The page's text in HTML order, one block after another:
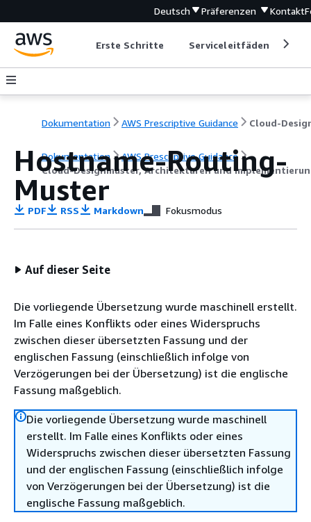
Deutsch Präferenzen Kontakt
Erste Schritte Serviceleitfäden
Dokumentation AWS Prescriptive Guidance
Dokumentation
AWS Prescriptive Guidance
Cloud-Designmuster, Architekturen und
Hostname-Routing-
Muster
PDF RSS Markdown Fokusmodus
Auf dieser Seite
Die vorliegende Übersetzung wurde maschinell erstellt.
Im Falle eines Konflikts oder eines Widerspruchs
zwischen dieser übersetzten Fassung und der
englischen Fassung (einschließlich infolge von
Verzögerungen bei der Übersetzung) ist die englische
Fassung maßgeblich.
Die vorliegende Übersetzung wurde maschinell
erstellt. Im Falle eines Konflikts oder eines
Widerspruchs zwischen dieser übersetzten Fassung
und der englischen Fassung (einschließlich infolge
von Verzögerungen bei der Übersetzung) ist die
englische Fassung maßgeblich.